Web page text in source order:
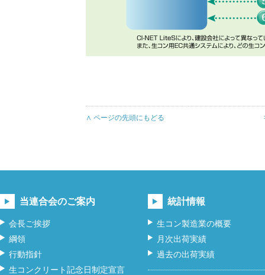
∧ ページの先頭にもどる
当連合会のご案内
会長ご挨拶
綱領
行動指針
生コンクリート記念日制定宣言
統計情報
生コン製造業の概要
月次出荷実績
過去の出荷実績